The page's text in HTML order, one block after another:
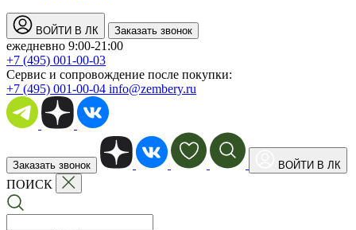
ВОЙТИ В ЛК Заказать звонок
ежедневно 9:00-21:00
+7 (495) 001-00-03
Cервис и сопровождение после покупки:
+7 (495) 001-00-04 info@zembery.ru
Заказать звонок ВОЙТИ В ЛК
ПОИСК